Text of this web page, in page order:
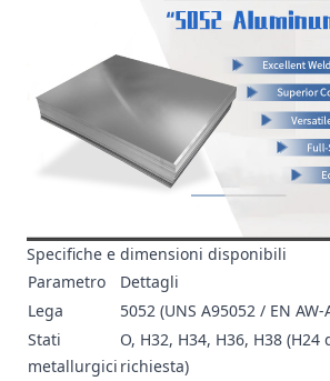
Specifiche e dimensioni disponibili
Parametro
Dettagli
Lega
5052 (UNS A95052 / EN
Stati
metallurgici
O, H32, H34, H36, H38
richiesta)